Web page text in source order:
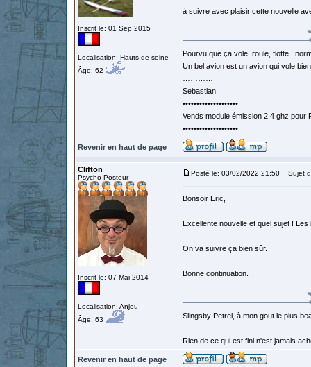
Inscrit le: 01 Sep 2015
Localisation: Hauts de seine
Âge: 62
à suivre avec plaisir cette nouvelle
Pourvu que ça vole, roule, flotte !
Un bel avion est un avion qui vole
Sebastian
••••••••••••••••••••
Vends module émission 2.4 ghz
••••••••••••••••••••
Revenir en haut de page
Clifton
Psycho Posteur
Inscrit le: 07 Mai 2014
Localisation: Anjou
Âge: 63
Posté le: 03/02/2022 21:50 Sujet
Bonsoir Eric,
Excellente nouvelle et quel sujet !
On va suivre ça bien sûr.
Bonne continuation.
Slingsby Petrel, à mon gout le plus
Rien de ce qui est fini n'est jamais
Revenir en haut de page